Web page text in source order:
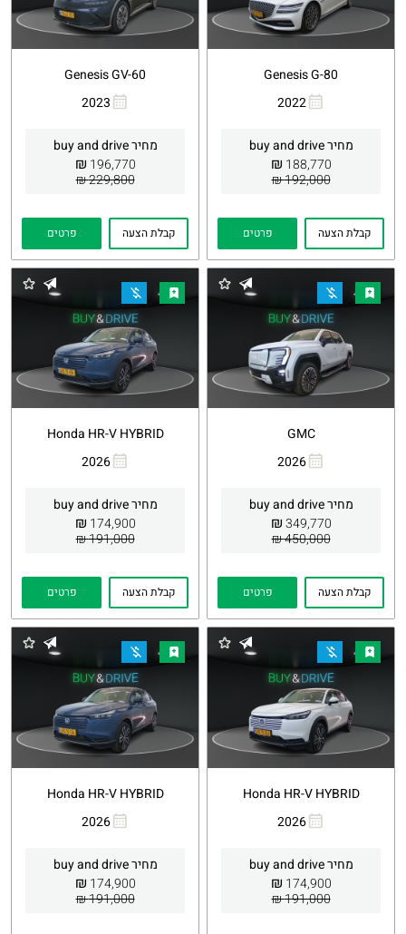
Genesis G-80
2022
מחיר buy and drive
188,770
₪
192,000 ₪
Whatsapp
קבלת הצעה פרטים
Genesis GV-60
2023
מחיר buy and drive
196,770
₪
229,800 ₪
Whatsapp
קבלת הצעה פרטים
GMC
2026
מחיר buy and drive
349,770
₪
450,000 ₪
Whatsapp
קבלת הצעה פרטים
Honda HR-V HYBRID
2026
מחיר buy and drive
174,900
₪
191,000 ₪
Whatsapp
קבלת הצעה פרטים
Honda HR-V HYBRID
2026
מחיר buy and drive
174,900
₪
191,000 ₪
Whatsapp
Honda HR-V HYBRID
2026
מחיר buy and drive
174,900
₪
191,000 ₪
Whatsapp